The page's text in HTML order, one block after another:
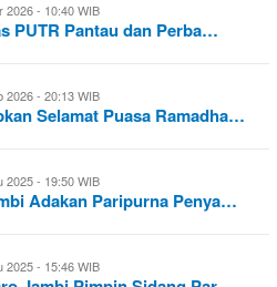
2026 - 10:40 WIB
PUTR Pantau dan Perba…
2026 - 20:13 WIB
Selamat Puasa Ramadha…
2025 - 19:50 WIB
Adakan Paripurna Penya…
2025 - 15:46 WIB